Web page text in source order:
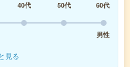
40代 50代
60代
男性
見る